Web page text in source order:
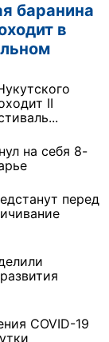
баранина
в
II
на себя 8-
перед
COVID-19